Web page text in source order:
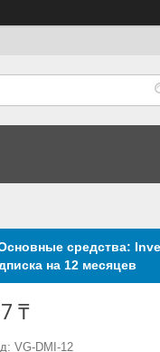
средства:
на 12 месяцев
₸
VG-DMI-12